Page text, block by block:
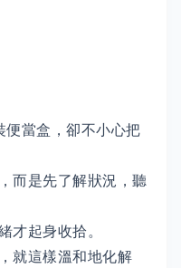
便當盒，卻不小心把
而是先了解狀況，聽
才起身收拾。
就這樣溫和地化解